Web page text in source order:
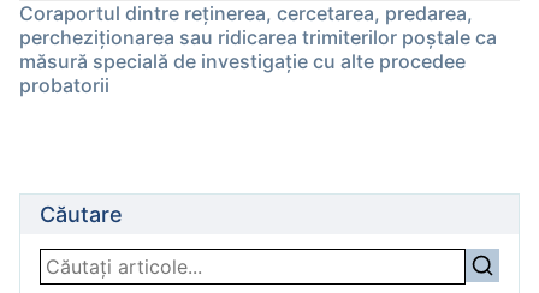
Coraportul dintre reţinerea, cercetarea, predarea,
percheziţionarea sau ridicarea trimiterilor poştale ca
măsură specială de investigaţie cu alte procedee
probatorii
Căutare